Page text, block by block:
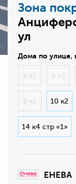
Зона
ул
Дома по улице,
6 к1 6 к2
8 к1 10 к2
14 к4 стр «1»
ЕНЕВА